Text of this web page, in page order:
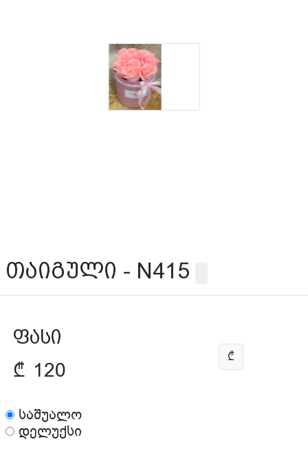
თაიგული - N415
ფასი
₾ 120
₾
საშუალო
დელუქსი